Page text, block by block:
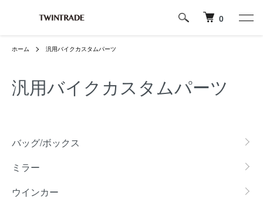
0
ホーム 汎用バイクカスタムパーツ
汎用バイクカスタムパーツ
バッグ/ボックス
ミラー
ウインカー